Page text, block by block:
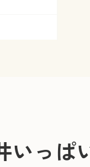
いっぱ